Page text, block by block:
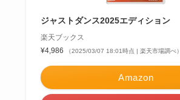
ジャストダンス2025エディション
楽天ブックス
¥4,986
（2025/03/07 18:01時点 | 楽天市場調べ）
Amazon